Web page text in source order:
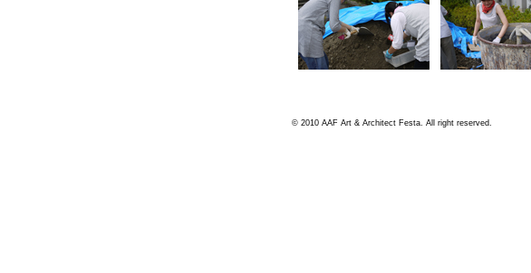
© 2010 AAF Art & Architect Festa. All right reserved.